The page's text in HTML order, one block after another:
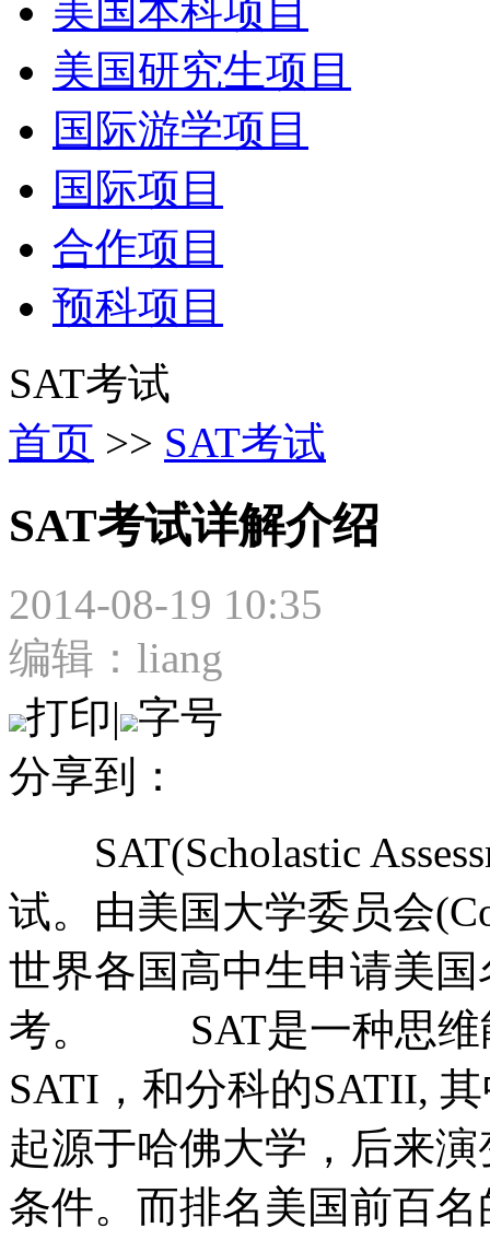
美国本科项目
美国研究生项目
国际游学项目
国际项目
合作项目
预科项目
SAT考试
首页 >> SAT考试
SAT考试详解介绍
2014-08-19 10:35
编辑：liang
打印| 字号
分享到：
SAT(Scholastic
试。由美国大学委员会
世界各国高中生申请美
考。 SAT是一种思维
SATI，和分科的SATII,
起源于哈佛大学，后来
条件。而排名美国前百